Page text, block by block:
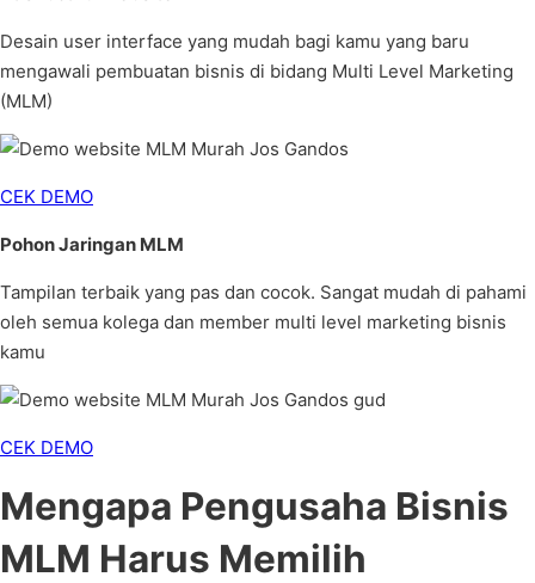
Desain user interface yang mudah bagi kamu yang baru
mengawali pembuatan bisnis di bidang Multi Level Marketing
(MLM)
CEK DEMO
Pohon Jaringan MLM
Tampilan terbaik yang pas dan cocok. Sangat mudah di pahami
oleh semua kolega dan member multi level marketing bisnis
kamu
CEK DEMO
Mengapa Pengusaha Bisnis
MLM Harus Memilih